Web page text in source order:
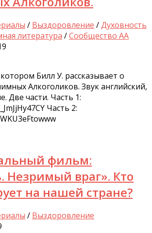
/ Выздоровление /Духовность
литература /Сообщество АА
Билл У. рассказывает о
Алкоголиков. Звук английский,
Две части. Часть 1:
Часть 2:
фильм:
Незримый враг». Кто
на нашей стране?
/ Выздоровление